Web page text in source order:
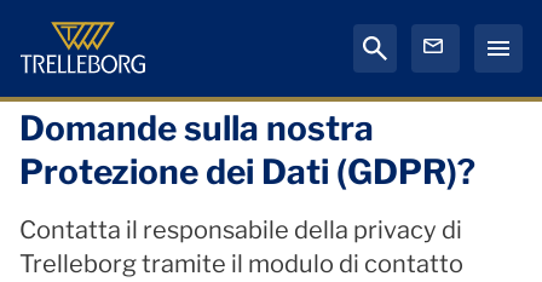
Domande sulla nostra
Protezione dei Dati (GDPR)?
Contatta il responsabile della privacy di
Trelleborg tramite il modulo di contatto